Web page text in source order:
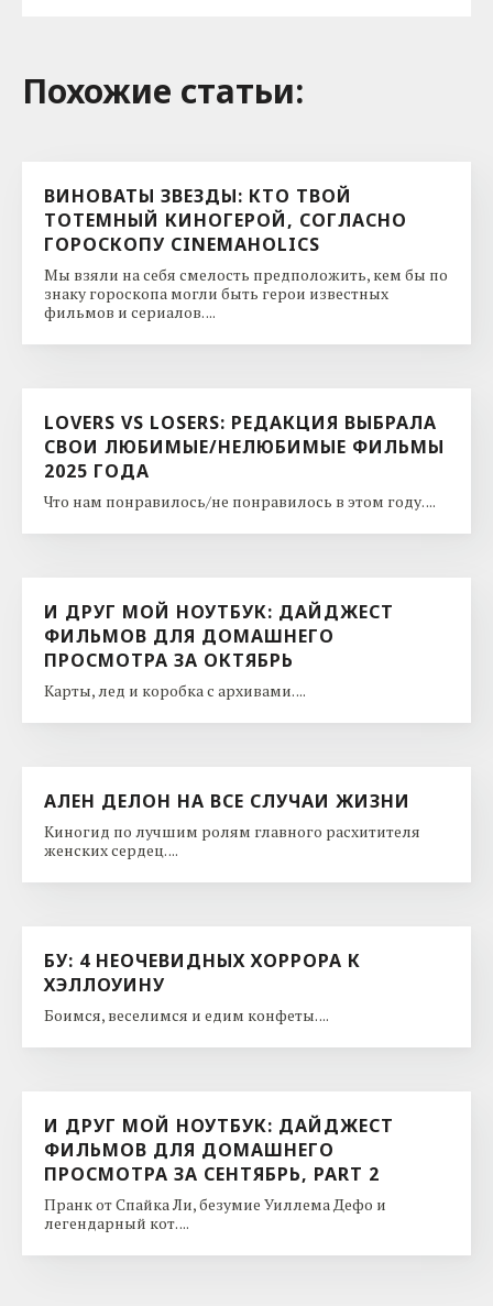
Похожие cтатьи:
ВИНОВАТЫ ЗВЕЗДЫ: КТО ТВОЙ
ТОТЕМНЫЙ КИНОГЕРОЙ, СОГЛАСНО
ГОРОСКОПУ CINEMAHOLICS
Мы взяли на себя смелость предположить, кем бы по
знаку гороскопа могли быть герои известных
фильмов и сериалов. ...
LOVERS VS LOSERS: РЕДАКЦИЯ ВЫБРАЛА
СВОИ ЛЮБИМЫЕ/НЕЛЮБИМЫЕ ФИЛЬМЫ
2025 ГОДА
Что нам понравилось/не понравилось в этом году. ...
И ДРУГ МОЙ НОУТБУК: ДАЙДЖЕСТ
ФИЛЬМОВ ДЛЯ ДОМАШНЕГО
ПРОСМОТРА ЗА ОКТЯБРЬ
Карты, лед и коробка с архивами. ...
АЛЕН ДЕЛОН НА ВСЕ СЛУЧАИ ЖИЗНИ
Киногид по лучшим ролям главного расхитителя
женских сердец. ...
БУ: 4 НЕОЧЕВИДНЫХ ХОРРОРА К
ХЭЛЛОУИНУ
Боимся, веселимся и едим конфеты. ...
И ДРУГ МОЙ НОУТБУК: ДАЙДЖЕСТ
ФИЛЬМОВ ДЛЯ ДОМАШНЕГО
ПРОСМОТРА ЗА СЕНТЯБРЬ, PART 2
Пранк от Спайка Ли, безумие Уиллема Дефо и
легендарный кот. ...